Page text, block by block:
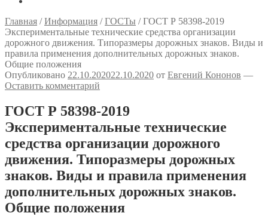
Главная /Информация /ГОСТы /ГОСТ Р 58398-2019
Экспериментальные технические средства организации
дорожного движения. Типоразмеры дорожных знаков. Виды и
правила применения дополнительных дорожных знаков.
Общие положения
Опубликовано 22.10.202022.10.2020 от Евгений Кононов —
Оставить комментарий
ГОСТ Р 58398-2019
Экспериментальные технические
средства организации дорожного
движения. Типоразмеры дорожных
знаков. Виды и правила применения
дополнительных дорожных знаков.
Общие положения